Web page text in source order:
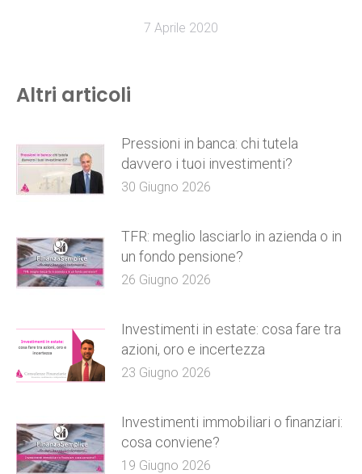
7 Aprile 2020
Altri articoli
Pressioni in banca: chi tutela
davvero i tuoi investimenti?
30 Giugno 2026
TFR: meglio lasciarlo in azienda o in
un fondo pensione?
26 Giugno 2026
Investimenti in estate: cosa fare tra
azioni, oro e incertezza
23 Giugno 2026
Investimenti immobiliari o finanziari:
cosa conviene?
19 Giugno 2026